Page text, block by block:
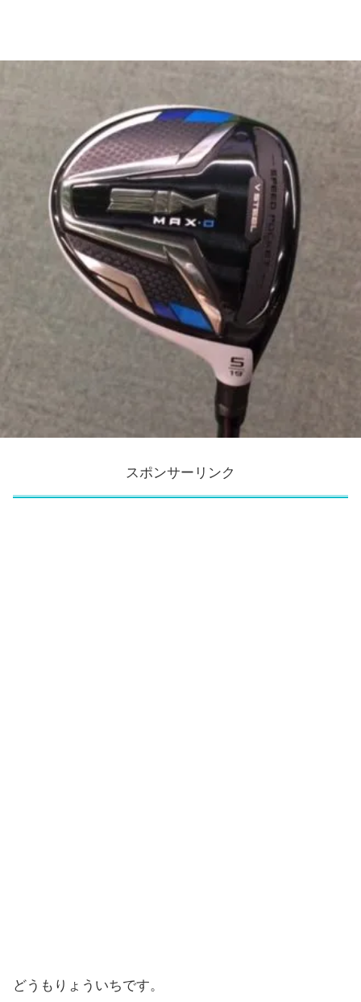
スポンサーリンク
どうもりょういちです。